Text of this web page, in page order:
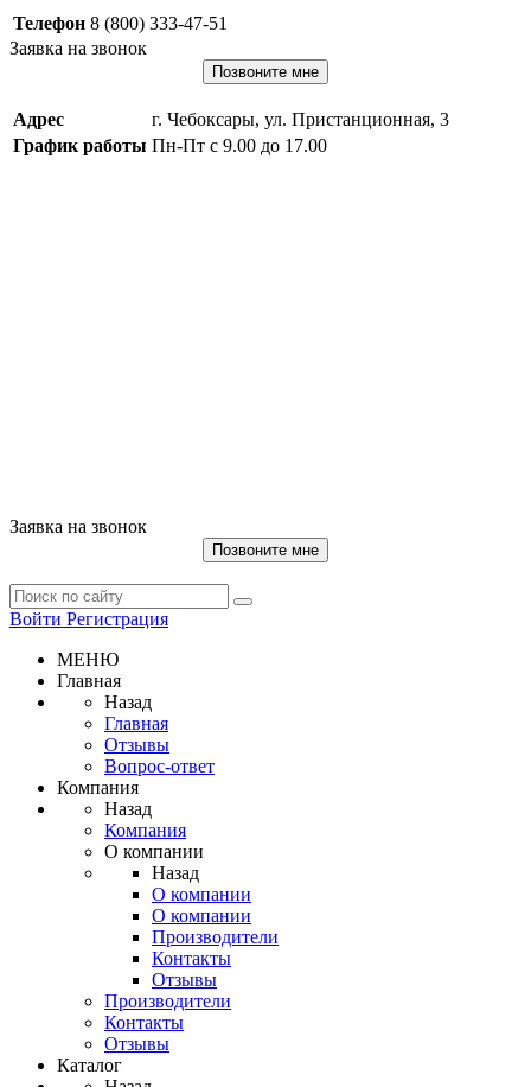
Телефон 8 (800) 333-47-51
Заявка на звонок
Позвоните мне
Адрес
г. Чебоксары, ул. Пристанционная, 3
График работы Пн-Пт с 9.00 до 17.00
Заявка на звонок
Позвоните мне
Войти Регистрация
МЕНЮ
Главная
Назад
Главная
Отзывы
Вопрос-ответ
Компания
Назад
Компания
О компании
Назад
О компании
О компании
Производители
Контакты
Отзывы
Производители
Контакты
Отзывы
Каталог